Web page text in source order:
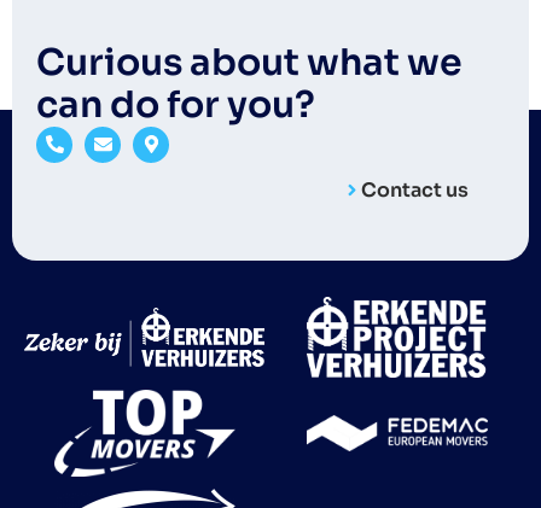
Curious about what we
can do for you?
Contact us